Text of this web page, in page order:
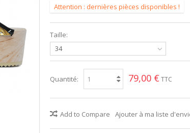
Attention : dernières pièces disponibles !
Taille:
34
Quantité: 79,00 € TTC
Add to Compare Ajouter à ma liste